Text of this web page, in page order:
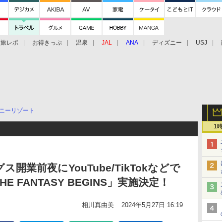
旅レポ お得きっぷ 温泉 JAL ANA ディズニー USJ
1
ーリゾート
開業前夜にYouTube/TikTokなどで
FANTASY BEGINS」実施決定！
相川真由美 2024年5月27日 16:19